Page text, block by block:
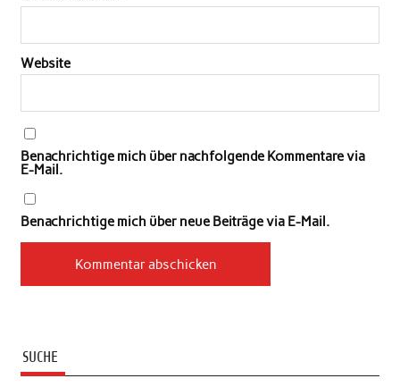
Website
Benachrichtige mich über nachfolgende Kommentare via
E-Mail.
Benachrichtige mich über neue Beiträge via E-Mail.
SUCHE